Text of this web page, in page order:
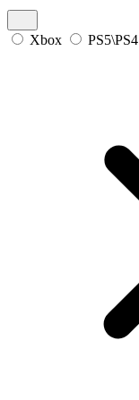
Xbox PS5\PS4